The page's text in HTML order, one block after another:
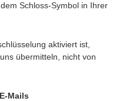
Schloss-Symbol in Ihrer
aktiviert ist,
übermitteln, nicht von
Mails